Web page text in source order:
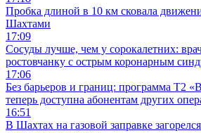
Пробка длиной в 10 км сковала
Шахтами
17:09
Сосуды лучше, чем у сорокалетних:
ростовчанку с острым коронарным
17:06
Без барьеров и границ: программа Т2
теперь доступна абонентам других
16:51
В Шахтах на газовой заправке